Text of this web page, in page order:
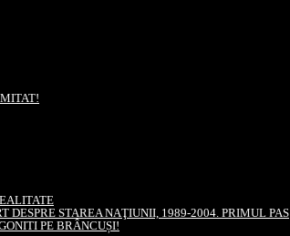
DESPRE STAREA NAŢIUNII, 1989-2004. PRIMUL PAS
PE BRÂNCUȘI!